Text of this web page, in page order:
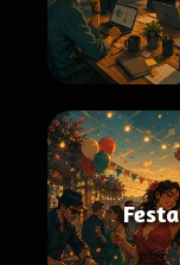
Festa